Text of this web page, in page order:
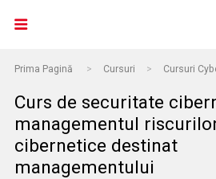
Prima Pagină > Cursuri > Cursuri
Curs de securitate
managementul
cibernetice destinat
managementului